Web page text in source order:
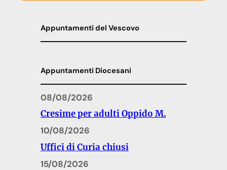
Appuntamenti del Vescovo
Appuntamenti Diocesani
08/08/2026
Cresime per adulti Oppido M.
10/08/2026
Uffici di Curia chiusi
15/08/2026